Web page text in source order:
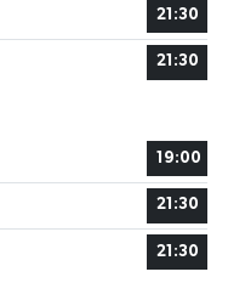
21:30
21:30
19:00
21:30
21:30